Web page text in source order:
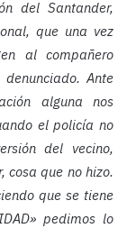
del Santander,
que una vez
al compañero
Ante
alguna nos
el policía no
del vecino,
cosa que no hizo.
que se tiene
pedimos lo